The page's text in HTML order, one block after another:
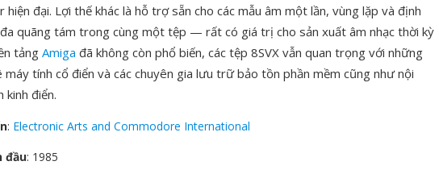
hiện đại. Lợi thế khác là hỗ trợ sẵn cho các mẫu âm một lần, vùng lặp và định
quãng tám trong cùng một tệp — rất có giá trị cho sản xuất âm nhạc thời kỳ
tảng Amiga đã không còn phổ biến, các tệp 8SVX vẫn quan trọng với những
tính cổ điển và các chuyên gia lưu trữ bảo tồn phần mềm cũng như nội
kinh điển.
: Electronic Arts and Commodore International
đầu: 1985